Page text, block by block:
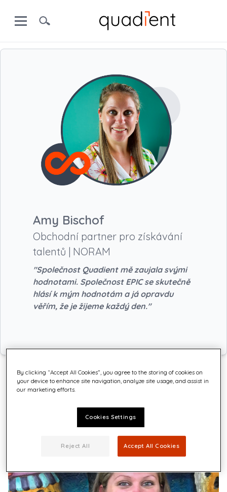
Amy Bischof
Obchodní partner pro získávání
talentů | NORAM
"Společnost Quadient mě zaujala svými
hodnotami. Společnost EPIC se skutečně
hlásí k mým hodnotám a já opravdu
věřím, že je žijeme každý den."
By clicking “Accept All Cookies”, you agree to the storing of cookies on
your device to enhance site navigation, analyze site usage, and assist in
our marketing efforts.
Cookies Settings
Reject All Accept All Cookies